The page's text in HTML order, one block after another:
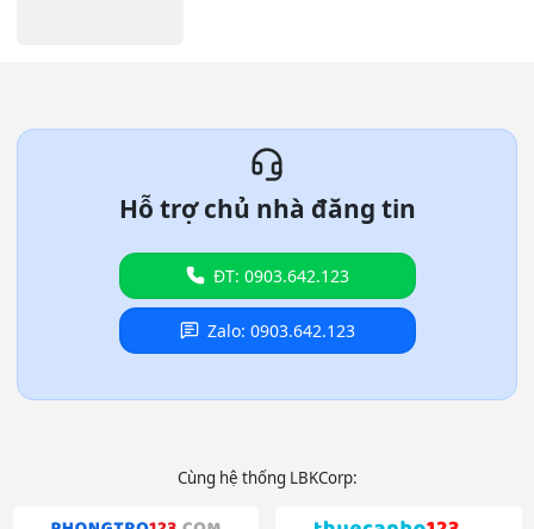
Hỗ trợ chủ nhà đăng tin
ĐT: 0903.642.123
Zalo: 0903.642.123
Cùng hệ thống LBKCorp: